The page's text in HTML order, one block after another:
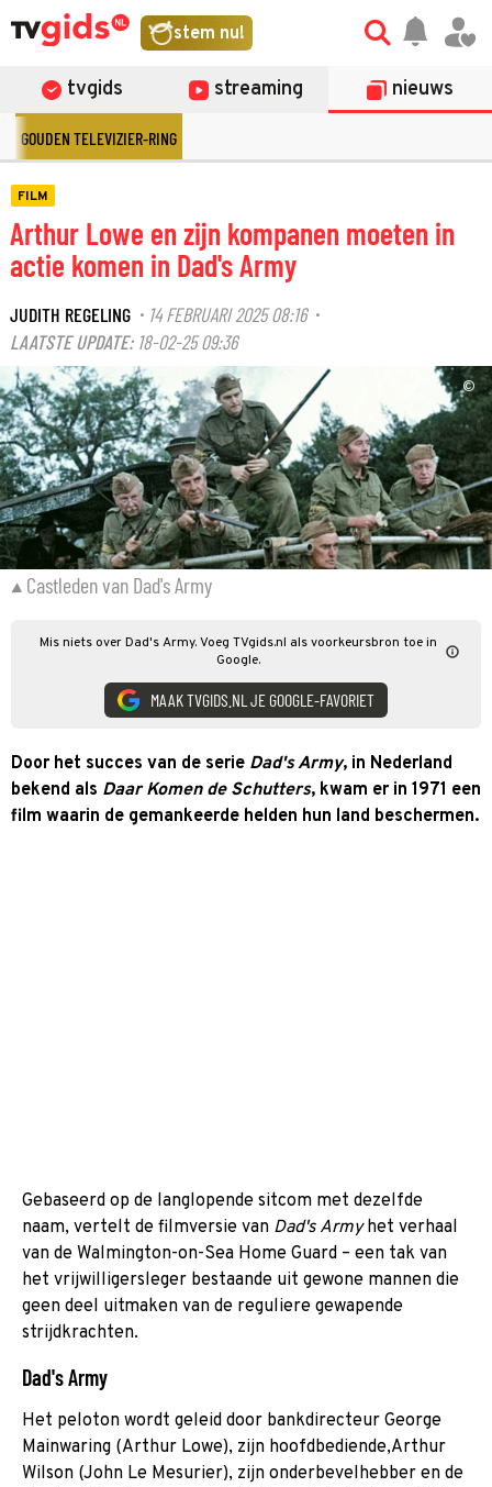
stem nu!
tvgids streaming nieuws
GOUDEN TELEVIZIER-RING
FILM
Arthur Lowe en zijn kompanen moeten in
actie komen in Dad's Army
JUDITH REGELING · 14 FEBRUARI 2025 08:16·
LAATSTE UPDATE: 18-02-25 09:36
©
Castleden van Dad's Army
Mis niets over Dad's Army. Voeg TVgids.nl als voorkeursbron toe in
Google.
MAAK TVGIDS.NL JE GOOGLE-FAVORIET
Door het succes van de serie Dad's Army, in Nederland
bekend als Daar Komen de Schutters, kwam er in 1971 een
film waarin de gemankeerde helden hun land beschermen.
Gebaseerd op de langlopende sitcom met dezelfde
naam, vertelt de filmversie van Dad's Armyhet verhaal
van de Walmington-on-Sea Home Guard – een tak van
het vrijwilligersleger bestaande uit gewone mannen die
geen deel uitmaken van de reguliere gewapende
strijdkrachten.
Dad's Army
Het peloton wordt geleid door bankdirecteur George
Mainwaring (Arthur Lowe), zijn hoofdbediende,Arthur
Wilson (John Le Mesurier), zijn onderbevelhebber en de